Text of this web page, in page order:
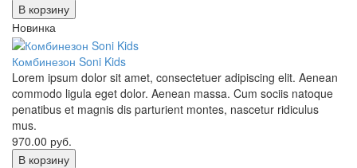
В корзину
Новинка
Комбинезон Soni Kids
Lorem ipsum dolor sit amet, consectetuer adipiscing elit. Aenean
commodo ligula eget dolor. Aenean massa. Cum sociis natoque
penatibus et magnis dis parturient montes, nascetur ridiculus
mus.
970.00 руб.
В корзину